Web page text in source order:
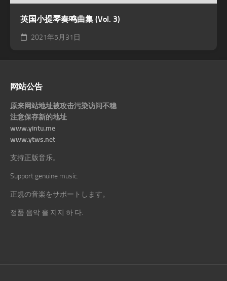
英国小提琴奏鸣曲集 (Vol. 3)
2021年5月31日
网站公告
原来网站地址被攻击污染访问不稳
注意保存新的地址
www.yintu.me
www.ytws.net
支持正版音乐。
Support genuine music.
正規の音楽をサポートします。
정품 음악 을 지지 하 다.